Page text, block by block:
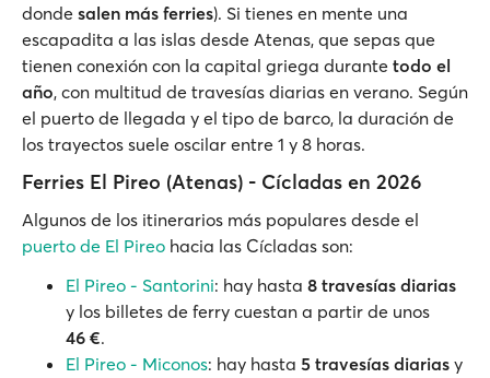
donde salen más ferries). Si tienes en mente una
escapadita a las islas desde Atenas, que sepas que
tienen conexión con la capital griega durante todo el
año, con multitud de travesías diarias en verano. Según
el puerto de llegada y el tipo de barco, la duración de
los trayectos suele oscilar entre 1 y 8 horas.
Ferries El Pireo (Atenas) - Cícladas en 2026
Algunos de los itinerarios más populares desde el
puerto de El Pireo hacia las Cícladas son:
El Pireo - Santorini: hay hasta 8 travesías diarias
y los billetes de ferry cuestan a partir de unos
46 €.
El Pireo - Miconos: hay hasta 5 travesías diarias y